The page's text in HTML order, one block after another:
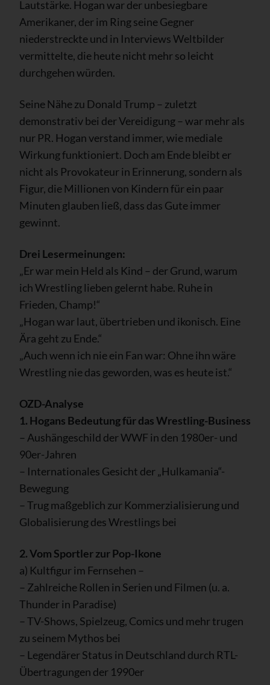
Lautstärke. Hogan war der unbesiegbare
Amerikaner, der im Ring seine Gegner
niederstreckte und in Interviews Weltbilder
vermittelte, die heute nicht mehr so leicht
durchgehen würden.
Seine Nähe zu Donald Trump – zuletzt
demonstrativ bei der Vereidigung – war mehr als
nur PR. Hogan verstand immer, wie mediale
Wirkung funktioniert. Doch am Ende bleibt er
nicht als Provokateur in Erinnerung, sondern als
Figur, die Millionen von Kindern für ein paar
Minuten glauben ließ, dass das Gute immer
gewinnt.
Drei Lesermeinungen:
„Er war mein Held als Kind – der Grund, warum
ich Wrestling lieben gelernt habe. Ruhe in
Frieden, Champ!“
„Hogan war laut, übertrieben und ikonisch. Eine
Ära geht zu Ende.“
„Auch wenn ich nie ein Fan war: Ohne ihn wäre
Wrestling nie das geworden, was es heute ist.“
OZD-Analyse
1. Hogans Bedeutung für das Wrestling-Business
– Aushängeschild der WWF in den 1980er- und
90er-Jahren
– Internationales Gesicht der „Hulkamania“-
Bewegung
– Trug maßgeblich zur Kommerzialisierung und
Globalisierung des Wrestlings bei
2. Vom Sportler zur Pop-Ikone
a) Kultfigur im Fernsehen –
– Zahlreiche Rollen in Serien und Filmen (u. a.
Thunder in Paradise)
– TV-Shows, Spielzeug, Comics und mehr trugen
zu seinem Mythos bei
– Legendärer Status in Deutschland durch RTL-
Übertragungen der 1990er